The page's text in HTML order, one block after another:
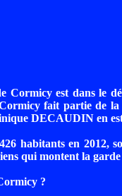
Cormicy est dans le
fait partie de la
DECAUDIN en
habitants en 2012,
qui montent la
?